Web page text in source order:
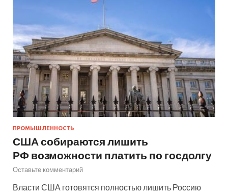
ПРОМЫШЛЕННОСТЬ
США собираются лишить
РФ возможности платить по госдолгу
Оставьте комментарий
Власти США готовятся полностью лишить Россию